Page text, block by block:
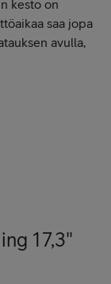
kesto on
saa jopa
avulla,
17,3"